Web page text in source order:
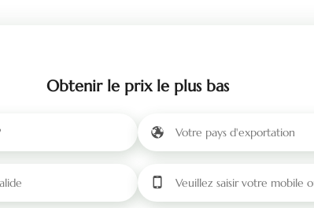
Obtenir le prix le plus bas